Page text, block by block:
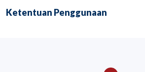
Ketentuan Penggunaan